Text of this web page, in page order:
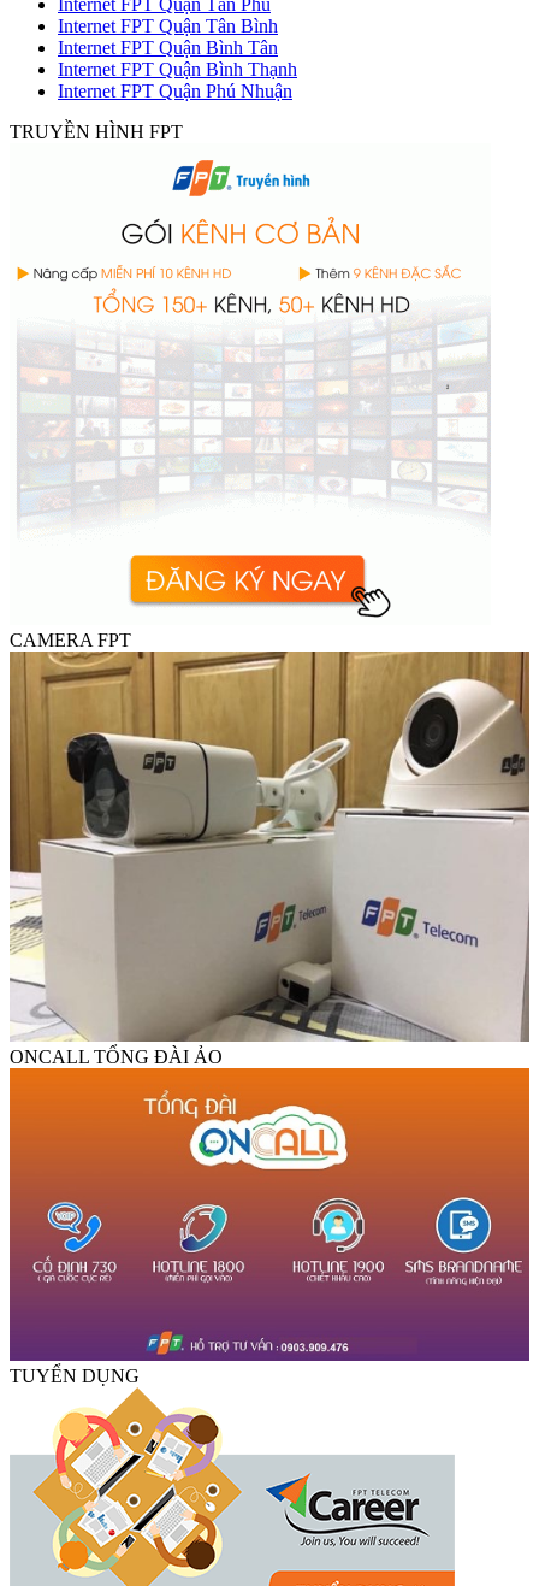
Internet FPT Quận Tân Phú
Internet FPT Quận Tân Bình
Internet FPT Quận Bình Tân
Internet FPT Quận Bình Thạnh
Internet FPT Quận Phú Nhuận
TRUYỀN HÌNH FPT
CAMERA FPT
ONCALL TỔNG ĐÀI ẢO
TUYỂN DỤNG